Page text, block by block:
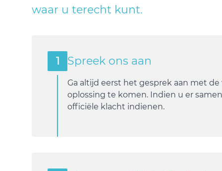
waar u terecht kunt.
1 Spreek ons aan
Ga altijd eerst het gesprek aan met
oplossing te komen. Indien u er
officiële klacht indienen.